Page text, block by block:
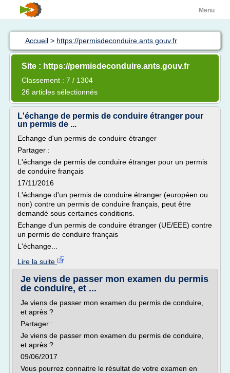
Menu
Accueil > https://permisdeconduire.ants.gouv.fr
Site : https://permisdeconduire.ants.gouv.fr
Classement : 7 / 1304
26 articles sélectionnés
L'échange de permis de conduire étranger pour
un permis de ...
Echange d'un permis de conduire étranger
Partager :
L'échange de permis de conduire étranger pour un permis
de conduire français
17/11/2016
L'échange d'un permis de conduire étranger (européen ou
non) contre un permis de conduire français, peut être
demandé sous certaines conditions.
Echange d'un permis de conduire étranger (UE/EEE) contre
un permis de conduire français
L'échange...
Lire la suite
Je viens de passer mon examen du permis
de conduire, et ...
Je viens de passer mon examen du permis de conduire,
et après ?
Partager :
Je viens de passer mon examen du permis de conduire,
et après ?
09/06/2017
Vous pourrez connaitre le résultat de votre examen en